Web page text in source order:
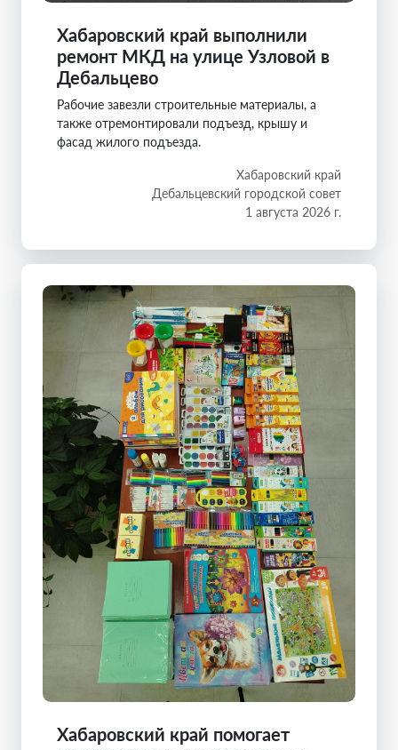
Хабаровский край выполнили
ремонт МКД на улице Узловой в
Дебальцево
Рабочие завезли строительные материалы, а
также отремонтировали подъезд, крышу и
фасад жилого подъезда.
Хабаровский край
Дебальцевский городской совет
1 августа 2026 г.
Хабаровский край помогает